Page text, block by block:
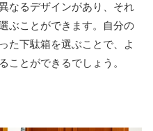
なるデザインがあり、それ
ぶことができます。自分の
た下駄箱を選ぶことで、よ
ことができるでしょう。